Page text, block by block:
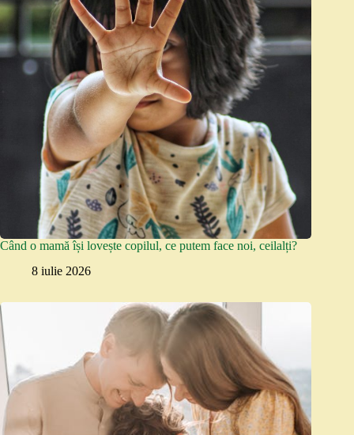
Când o mamă își lovește copilul, ce putem face noi, ceilalți?
8 iulie 2026